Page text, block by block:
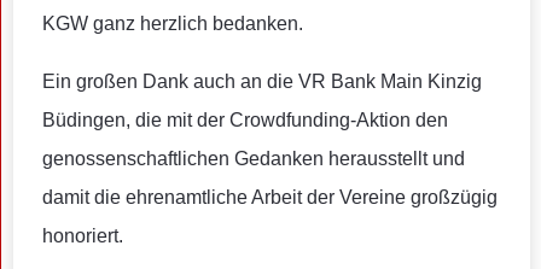
KGW ganz herzlich bedanken.
Ein großen Dank auch an die VR Bank Main Kinzig
Büdingen, die mit der Crowdfunding-Aktion den
genossenschaftlichen Gedanken herausstellt und
damit die ehrenamtliche Arbeit der Vereine großzügig
honoriert.